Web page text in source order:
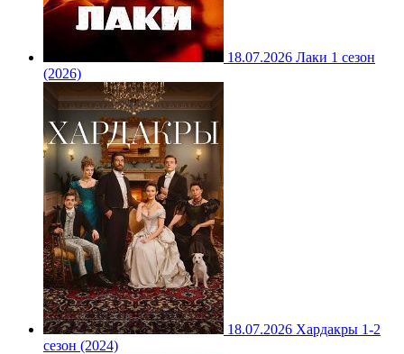
18.07.2026 Лаки 1 сезон
(2026)
18.07.2026 Хардакры 1-2
сезон (2024)